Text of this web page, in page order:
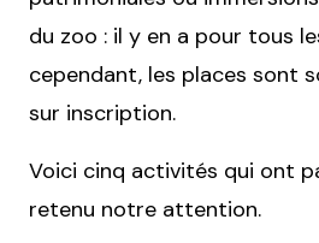
du zoo : il y en a pour tous
cependant, les places sont
sur inscription.
Voici cinq activités qui ont
retenu notre attention.